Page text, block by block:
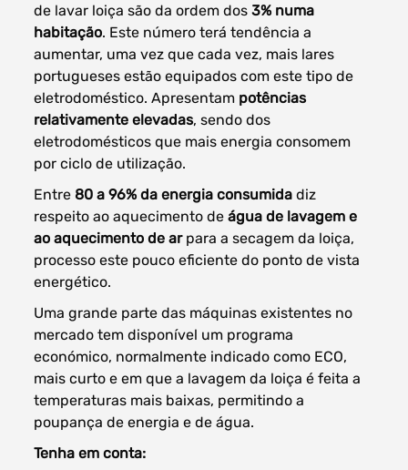
de lavar loiça são da ordem dos 3% numa
habitação. Este número terá tendência a
aumentar, uma vez que cada vez, mais lares
portugueses estão equipados com este tipo de
eletrodoméstico. Apresentam potências
relativamente elevadas, sendo dos
eletrodomésticos que mais energia consomem
por ciclo de utilização.
Entre 80 a 96% da energia consumida diz
respeito ao aquecimento deágua de lavagem e
ao aquecimento de arpara a secagem da loiça,
processo este pouco eficiente do ponto de vista
energético.
Uma grande parte das máquinas existentes no
mercado tem disponível um programa
económico, normalmente indicado como ECO,
mais curto e em que a lavagem da loiça é feita a
temperaturas mais baixas, permitindo a
poupança de energia e de água.
Tenha em conta: